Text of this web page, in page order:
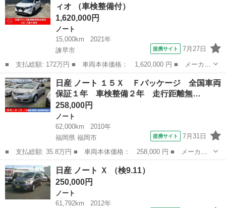
グ ナビ ...
ィオ （車検整備付）
1,620,000円
ノート
15,000km
2021年
諫早市
提携サイト 7月27日
■ 支払総額: 172万円 ■ 車両本体価格： 1,620,000 円 ■ メーカー
名： 日産 ■ 車種名： ノート ■ グレード名： １．２ Ｘ デ
ィスプレイオーディオ ■ 排気量： 1200cc ■ ドア枚数： 5D ...
長崎 諫早市 ノート
日産 ノート １５Ｘ Ｆパッケージ 全国車両
保証１年 車検整備２年 走行距離無…
258,000円
ノート
62,000km
2010年
福岡県 福岡市
提携サイト 7月31日
■ 支払総額: 35.8万円 ■ 車両本体価格： 258,000 円 ■ メーカー
名： 日産 ■ 車種名： ノート ■ グレード名： １５Ｘ Ｆパッ
ケージ 全国車両保証１年 車検整備２年 走行距離無制限 ロード
付き ワンオ...
福岡 福岡市 ノート
日産 ノート Ｘ （検9.11）
250,000円
ノート
61,792km
2012年